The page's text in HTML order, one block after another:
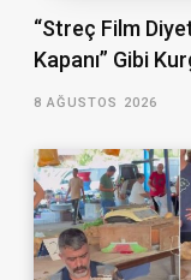
“Streç Film
Kapanı” Gibi
8 AĞUSTOS 2026